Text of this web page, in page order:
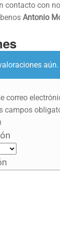
contacto con
Antonio
aún.
correo
campos